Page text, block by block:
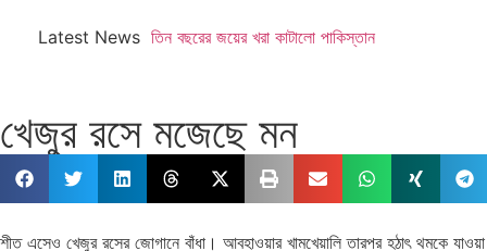
Latest News তিন বছরের জয়ের খরা কাটালো পাকিস্তান
খেজুর রসে মজেছে মন
শীত এসেও খেজুর রসের জোগানে বাঁধা। আবহাওয়ার খামখেয়ালি তারপর হঠাৎ থমকে